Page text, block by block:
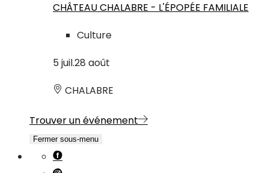
CHÂTEAU CHALABRE - L'ÉPOPÉE FAMILIALE
Culture
5 juil.28 août
CHALABRE
Trouver un événement
Fermer sous-menu